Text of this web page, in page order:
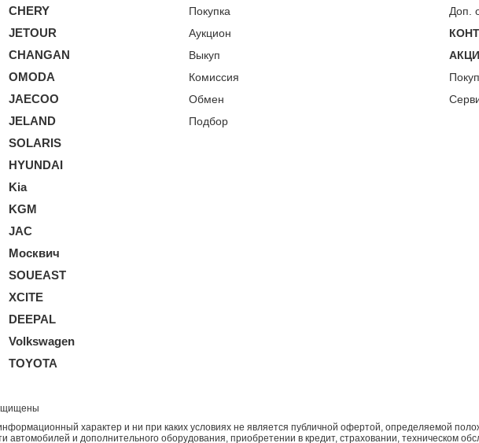
CHERY
JETOUR
CHANGAN
OMODA
JAECOO
JELAND
SOLARIS
HYUNDAI
Kia
KGM
JAC
Москвич
SOUEAST
XCITE
DEEPAL
Volkswagen
TOYOTA
Покупка
Аукцион
Выкуп
Комиссия
Обмен
Подбор
Доп.
характер и ни при каких условиях не является публичной офертой, определяемой
и дополнительного оборудования, приобретении в кредит, страховании, техническом